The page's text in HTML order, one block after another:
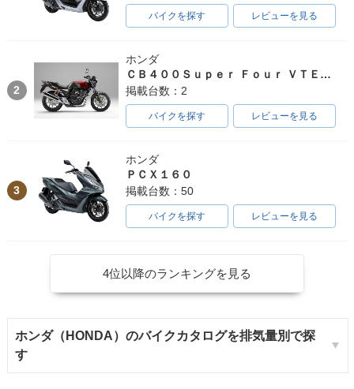
バイクを探す レビューを見る
2
ホンダ
ＣＢ４００Ｓｕｐｅｒ Ｆｏｕｒ ＶＴＥＣ ＳＰＥＣ３
掲載台数：2
バイクを探す レビューを見る
3
ホンダ
ＰＣＸ１６０
掲載台数：50
バイクを探す レビューを見る
4位以降のランキングを見る
ホンダ（HONDA）のバイクカタログを排気量別で探
す